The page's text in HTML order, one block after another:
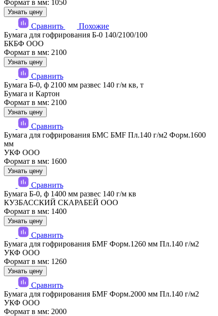
Формат в мм: 1050
Узнать цену
Сравнить
Похожие
Бумага для гофрирования Б-0 140/2100/100
БКБФ ООО
Формат в мм: 2100
Узнать цену
Сравнить
Бумага Б-0, ф 2100 мм развес 140 г/м кв, т
Бумага и Картон
Формат в мм: 2100
Узнать цену
Сравнить
Бумага для гофрирования БМС БМF Пл.140 г/м2 Форм.1600
мм
УКФ ООО
Формат в мм: 1600
Узнать цену
Сравнить
Бумага Б-0, ф 1400 мм развес 140 г/м кв
КУЗБАССКИЙ СКАРАБЕЙ ООО
Формат в мм: 1400
Узнать цену
Сравнить
Бумага для гофрирования БМF Форм.1260 мм Пл.140 г/м2
УКФ ООО
Формат в мм: 1260
Узнать цену
Сравнить
Бумага для гофрирования БМF Форм.2000 мм Пл.140 г/м2
УКФ ООО
Формат в мм: 2000